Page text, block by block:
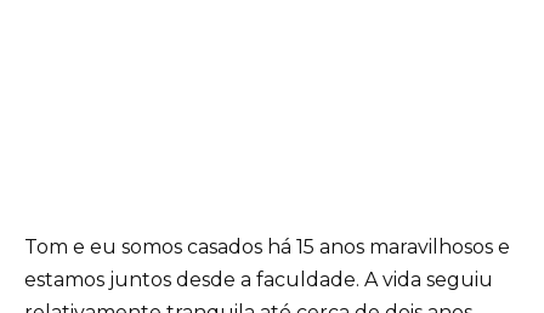
Tom e eu somos casados há 15 anos maravilhosos e
estamos juntos desde a faculdade. A vida seguiu